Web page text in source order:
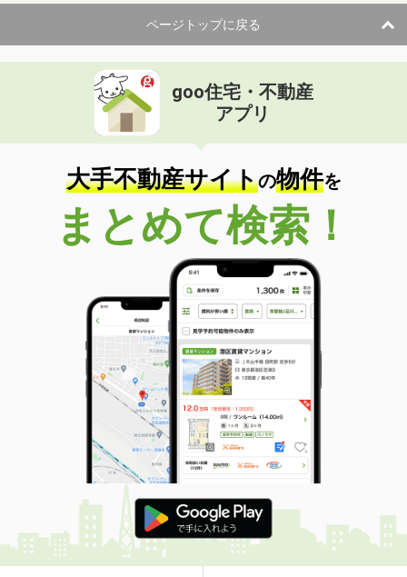
専有面積 35m²
間取り
2K
岩手県一関市山目字泥田
価 格
岩手県一関市山目字泥田
専有面積
50.53m²
間取り
1LDK
岩手県一関市山目字泥田
5.40万円
岩手県一関市山目字泥田
専有面積 51.12m²
間取り
1LDK
岩手県北上市村崎野１５地割
価 格
5.90万円
住 所
岩手県北上市村崎野１５地割
専有面積 40.75m²
間取り
1LDK
岩手県紫波郡紫波町日詰西５
価 格
4.90万円
ページトップに戻る
goo住宅・不動産
アプリ
大手不動産サイトの物件を
まとめて検索！